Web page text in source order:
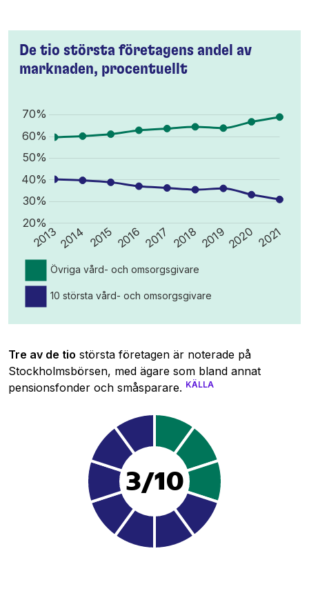
De tio största företagens andel av
marknaden, procentuellt
Tre av de tio största företagen är noterade på
Stockholmsbörsen, med ägare som bland annat
pensionsfonder och småsparare. KÄLLA
3/10